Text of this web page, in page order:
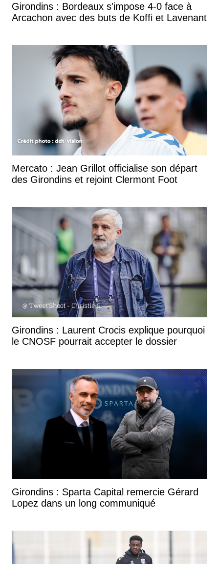
Girondins : Bordeaux s'impose 4-0 face à
Arcachon avec des buts de Koffi et Lavenant
Mercato : Jean Grillot officialise son départ
des Girondins et rejoint Clermont Foot
Girondins : Laurent Crocis explique pourquoi
le CNOSF pourrait accepter le dossier
Girondins : Sparta Capital remercie Gérard
Lopez dans un long communiqué